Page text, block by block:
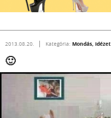
2013.08.20. Kategória: Mondás, idézet
🙂